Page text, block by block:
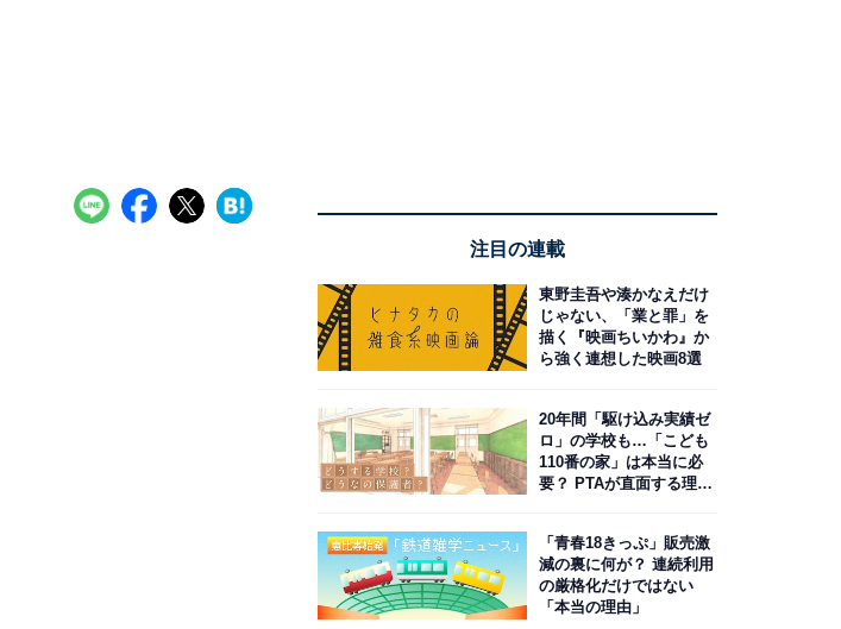
注目の連載
東野圭吾や湊かなえだけ
じゃない、「業と罪」を
描く『映画ちいかわ』か
ら強く連想した映画8選
20年間「駆け込み実績ゼ
ロ」の学校も…「こども
110番の家」は本当に必
要？ PTAが直面する理想
「青春18きっぷ」販売激
減の裏に何が？ 連続利用
の厳格化だけではない
「本当の理由」